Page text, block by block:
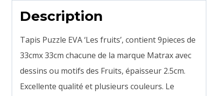
Description
Tapis Puzzle EVA ‘Les fruits’, contient 9pieces de
33cmx 33cm chacune de la marque Matrax avec
dessins ou motifs des Fruits, épaisseur 2.5cm.
Excellente qualité et plusieurs couleurs. Le